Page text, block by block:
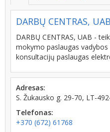
DARBŲ CENTRAS, UAB
DARBŲ CENTRAS, UAB -
mokymo paslaugas
konsultacijų paslaugas
Adresas:
S. Žukausko g. 29-70, LT-
Telefonas:
+370 (672) 61768